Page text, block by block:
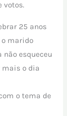
votos.
25 anos
o marido
não esqueceu
o dia
o tema de